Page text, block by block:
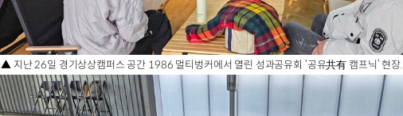
▲ 지난 26일 경기상상캠퍼스 공간 1986 멀티벙커에서 열린 성과공유회 ‘공유共有 캠프닉’ 현장.